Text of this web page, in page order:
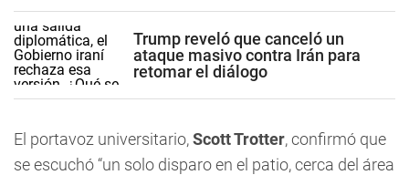
Trump reveló que canceló un
ataque masivo contra Irán para
retomar el diálogo
El portavoz universitario,Scott Trotter, confirmó que
se escuchó “un solo disparo en el patio, cerca del área